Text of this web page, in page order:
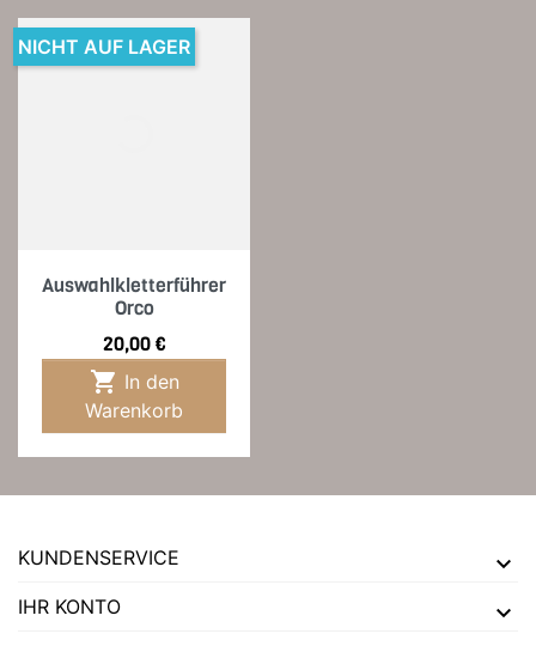
Auswahlkletterführer
Orco
Preis
20,00 €

Warenkorb
NICHT AUF LAGER
KUNDENSERVICE
IHR KONTO